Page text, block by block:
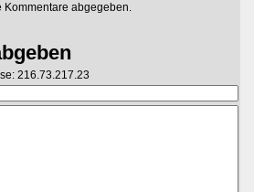
Kommentare abgegeben.
216.73.217.23